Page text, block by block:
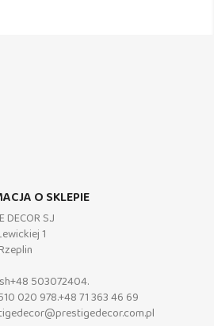
O SKLEPIE
DECOR S.J
1
503072404.
020 978.+48 71 363 46 69